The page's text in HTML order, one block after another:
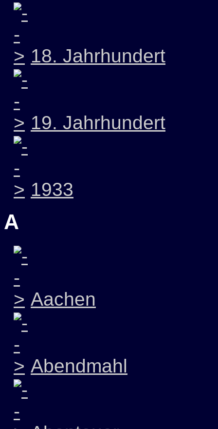
18. Jahrhundert
19. Jahrhundert
1933
A
Aachen
Abendmahl